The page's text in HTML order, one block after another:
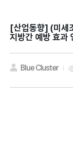
[산업동향]
지방간 예방 효과
r health?
Blue Cluster